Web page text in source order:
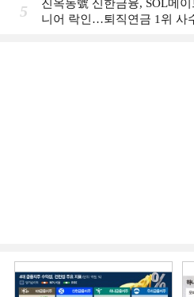
5
진옥동號 신한금융, SOL메이
니어 락인…퇴직연금 1위 사